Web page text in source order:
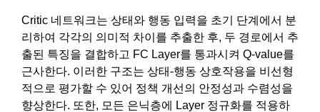
Critic 네트워크는 상태와 행동 입력을 초기 단계에서 분
리하여 각각의 의미적 차이를 추출한 후, 두 경로에서 추
출된 특징을 결합하고 FC Layer를 통과시켜 Q-value를
근사한다. 이러한 구조는 상태-행동 상호작용을 비선형
적으로 평가할 수 있어 정책 개선의 안정성과 수렴성을
향상한다. 또한, 모든 은닉층에 Layer 정규화를 적용하